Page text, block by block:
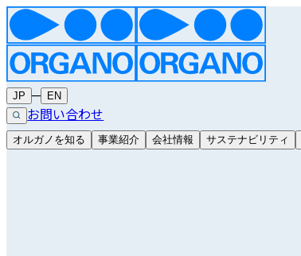
JP ─ EN
お問い合わせ
オルガノを知る 事業紹介 会社情報 サステナビリティ